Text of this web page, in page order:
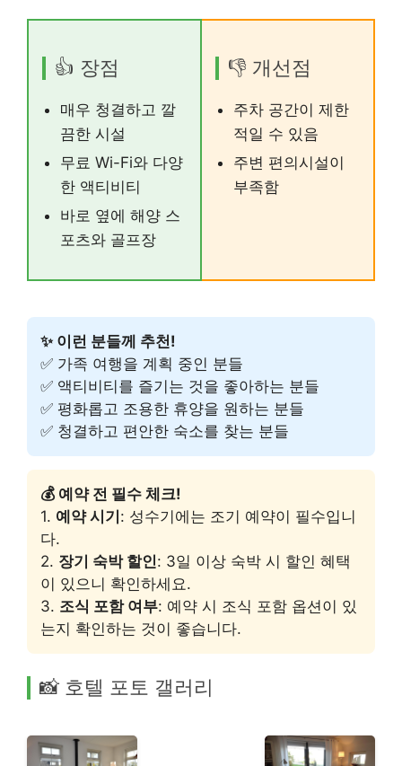
👍 장점
매우 청결하고 깔
끔한 시설
무료 Wi-Fi와 다양
한 액티비티
바로 옆에 해양 스
포츠와 골프장
👎 개선점
주차 공간이 제한
적일 수 있음
주변 편의시설이
부족함
✨ 이런 분들께 추천!
✅ 가족 여행을 계획 중인 분들
✅ 액티비티를 즐기는 것을 좋아하는 분들
✅ 평화롭고 조용한 휴양을 원하는 분들
✅ 청결하고 편안한 숙소를 찾는 분들
💰 예약 전 필수 체크!
1. 예약 시기: 성수기에는 조기 예약이 필수입니
다.
2. 장기 숙박 할인: 3일 이상 숙박 시 할인 혜택
이 있으니 확인하세요.
3. 조식 포함 여부: 예약 시 조식 포함 옵션이 있
는지 확인하는 것이 좋습니다.
📸 호텔 포토 갤러리